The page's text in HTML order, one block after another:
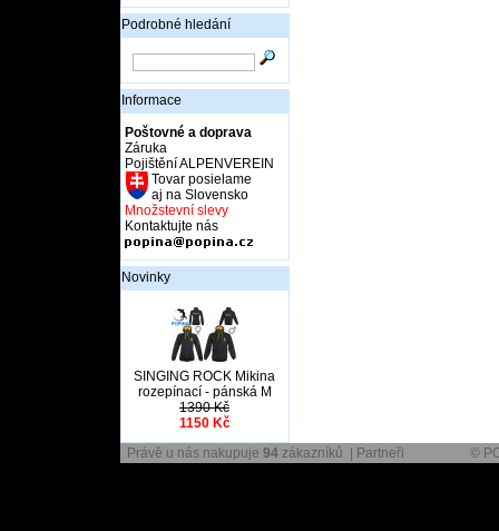
Podrobné hledání
Informace
Poštovné a doprava
Záruka
Pojištění ALPENVEREIN
Tovar posielame
aj na Slovensko
Množstevní slevy
Kontaktujte nás
Novinky
SINGING ROCK Mikina
rozepínací - pánská M
1390 Kč
1150 Kč
Právě u nás nakupuje 94zákazníků | Partneři ©